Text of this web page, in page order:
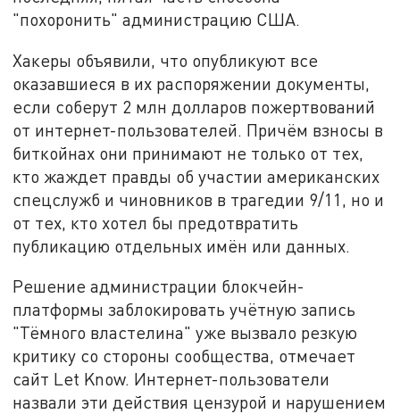
"похоронить" администрацию США.
Хакеры объявили, что опубликуют все
оказавшиеся в их распоряжении документы,
если соберут 2 млн долларов пожертвований
от интернет-пользователей. Причём взносы в
биткойнах они принимают не только от тех,
кто жаждет правды об участии американских
спецслужб и чиновников в трагедии 9/11, но и
от тех, кто хотел бы предотвратить
публикацию отдельных имён или данных.
Решение администрации блокчейн-
платформы заблокировать учётную запись
"Тёмного властелина" уже вызвало резкую
критику со стороны сообщества, отмечает
сайт Let Know. Интернет-пользователи
назвали эти действия цензурой и нарушением